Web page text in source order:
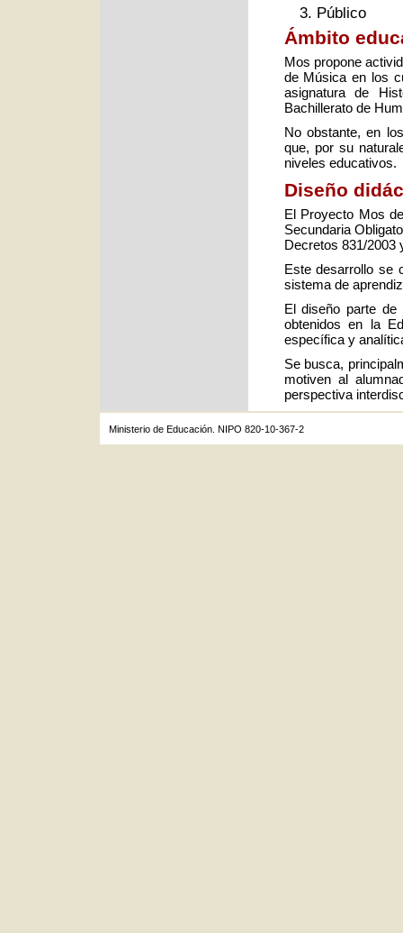
Público
Ámbito
Mos propone
de Música en los
asignatura de
Bachillerato de
No obstante, en
que, por su
niveles educativos.
Diseño
El Proyecto Mos
Secundaria
Decretos 831/2003
Este desarrollo se
sistema de
El diseño parte de
obtenidos en la
específica y
Se busca,
motiven al
perspectiva
Ministerio de Educación. NIPO 820-10-367-2